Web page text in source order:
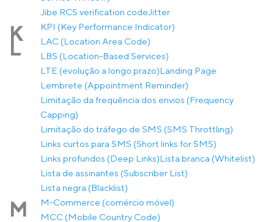
Jibe RCS verification codeJitter
K KPI (Key Performance Indicator)
L
LAC (Location Area Code)
LBS (Location-Based Services)
LTE (evolução a longo prazo)Landing Page
Lembrete (Appointment Reminder)
Limitação da frequência dos envios (Frequency
Capping)
Limitação do tráfego de SMS (SMS Throttling)
Links curtos para SMS (Short links for SMS)
Links profundos (Deep Links)Lista branca (Whitelist)
Lista de assinantes (Subscriber List)
Lista negra (Blacklist)
M
M-Commerce (comércio móvel)
MCC (Mobile Country Code)